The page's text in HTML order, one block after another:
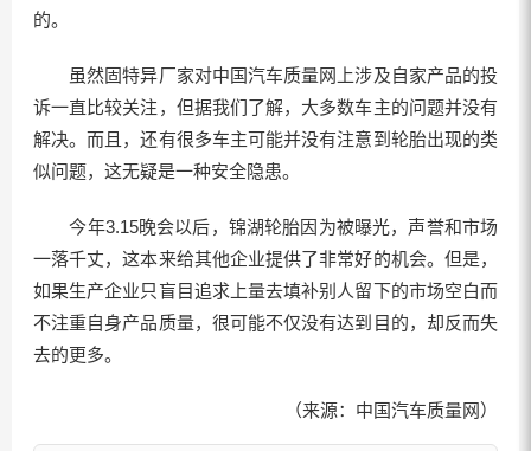
的。
虽然固特异厂家对中国汽车质量网上涉及自家产品的投
诉一直比较关注，但据我们了解，大多数车主的问题并没有
解决。而且，还有很多车主可能并没有注意到轮胎出现的类
似问题，这无疑是一种安全隐患。
今年3.15晚会以后，锦湖轮胎因为被曝光，声誉和市场
一落千丈，这本来给其他企业提供了非常好的机会。但是，
如果生产企业只盲目追求上量去填补别人留下的市场空白而
不注重自身产品质量，很可能不仅没有达到目的，却反而失
去的更多。
（来源：中国汽车质量网）